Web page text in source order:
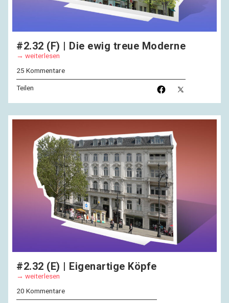
#2.32 (F) | Die ewig treue Moderne
weiterlesen
25 Kommentare
Teilen
#2.32 (E) | Eigenartige Köpfe
weiterlesen
20 Kommentare